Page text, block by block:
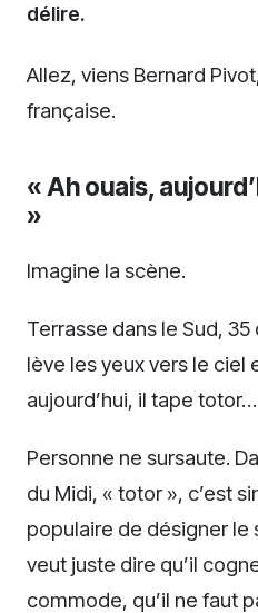
délire.
Allez, viens Bernard
française.
« Ah ouais,
»
Imagine la scène.
Terrasse dans le Sud, 35
lève les yeux vers le ciel
aujourd’hui, il tape
Personne ne sursaute.
du Midi, « totor », c’est
populaire de désigner le
veut juste dire qu’il
commode, qu’il ne faut